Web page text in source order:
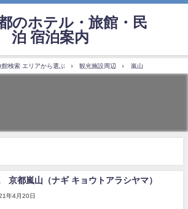
のホテル・旅館・民
泊 宿泊案内
館検索 エリアから選ぶ 観光施設周辺 嵐山
京都嵐山（ナギ キョウトアラシヤマ）
年4月20日